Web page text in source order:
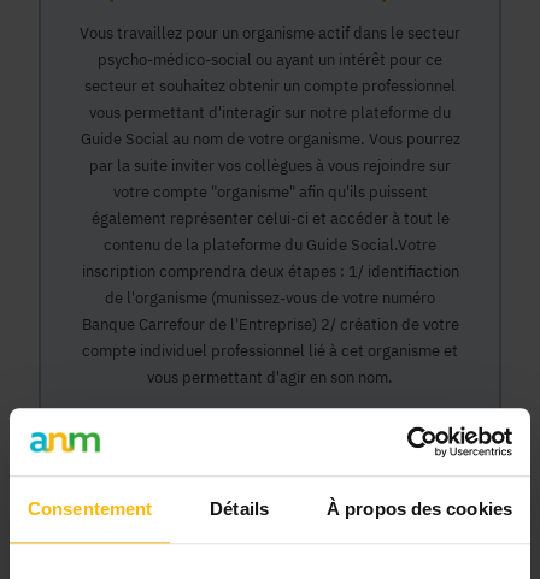
Consentement Détails À propos des cookies
Vous travaillez pour un organisme actif dans le secteur
psycho-médico-social ou ayant un intérêt pour ce
secteur et souhaitez obtenir un compte professionnel
vous permettant d'interagir sur notre plateforme du
Guide Social au nom de votre organisme. Vous pourrez
par la suite inviter vos collègues à vous rejoindre sur
votre compte "organisme" afin qu'ils puissent
également représenter celui-ci et accéder à tout le
contenu de la plateforme du Guide Social.Votre
inscription comprendra deux étapes : 1/ identifiaction
de l'organisme (munissez-vous de votre numéro
Banque Carrefour de l'Entreprise) 2/ création de votre
compte individuel professionnel lié à cet organisme et
vous permettant d'agir en son nom.